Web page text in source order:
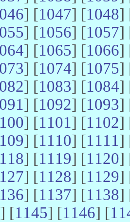
] [1047] [1048]
] [1056] [1057]
] [1065] [1066]
] [1074] [1075]
] [1083] [1084]
] [1092] [1093]
] [1101] [1102]
] [1110] [1111]
] [1119] [1120]
] [1128] [1129]
] [1137] [1138]
] [1145] [1146] [